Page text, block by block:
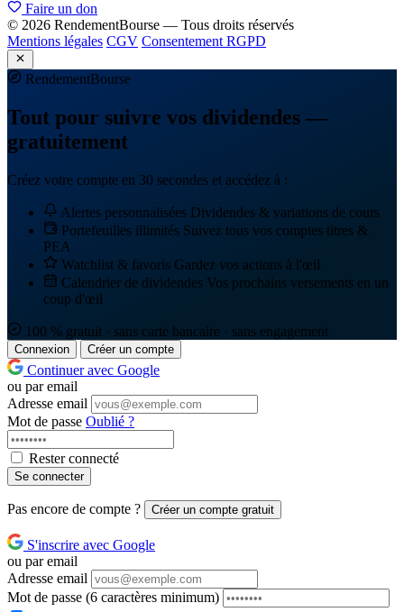
Faire un don
© 2026 RendementBourse — Tous droits réservés
Mentions légales CGV Consentement RGPD
RendementBourse
Tout pour suivre vos dividendes —
gratuitement
Créez votre compte en 30 secondes et accédez à :
Alertes personnalisées Dividendes & variations de cours
Portefeuilles illimités Suivez tous vos comptes titres &
PEA
Watchlist & favoris Gardez vos actions à l'œil
Calendrier de dividendes Vos prochains versements en un
coup d'œil
100 % gratuit · sans carte bancaire · sans engagement
Connexion Créer un compte
Continuer avec Google
ou par email
Adresse email
Mot de passe Oublié ?
Rester connecté
Se connecter
Pas encore de compte ? Créer un compte gratuit
S'inscrire avec Google
ou par email
Adresse email
Mot de passe (6 caractères minimum)